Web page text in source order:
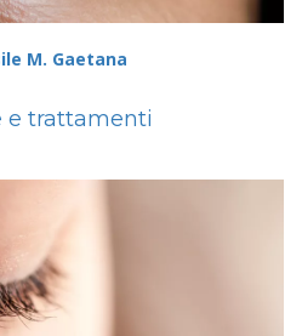
M. Gaetana
e trattamenti